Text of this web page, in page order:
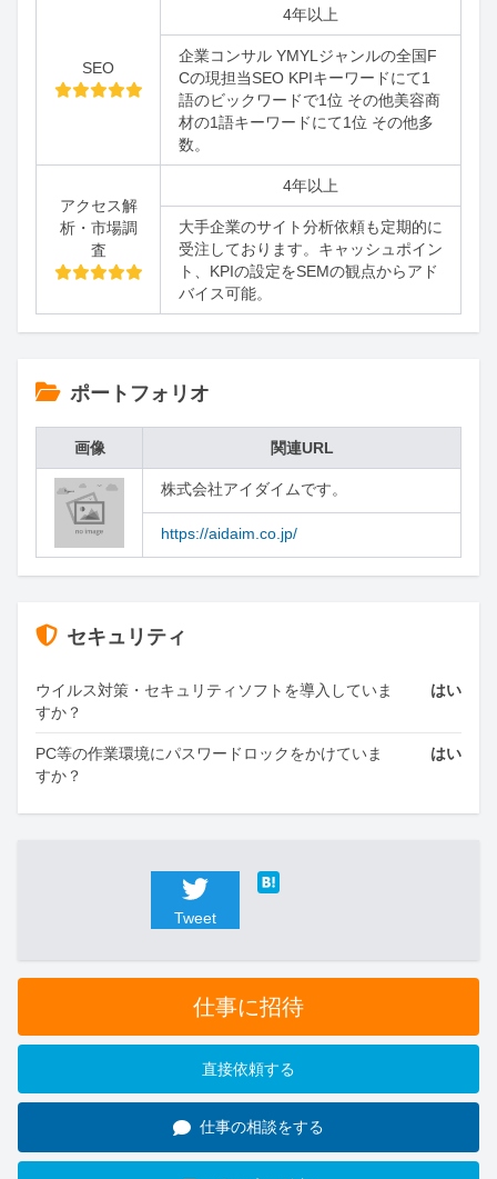
SEO
4年以上
企業コンサル YMYLジャンルの全国F
Cの現担当SEO KPIキーワードにて1
語のビックワードで1位 その他美容商
材の1語キーワードにて1位 その他多
数。
アクセス解
析・市場調
査
4年以上
大手企業のサイト分析依頼も定期的に
受注しております。キャッシュポイン
ト、KPIの設定をSEMの観点からアド
バイス可能。
ポートフォリオ
画像 関連URL
株式会社アイダイムです。
https://aidaim.co.jp/
セキュリティ
ウイルス対策・セキュリティソフトを導入していま
すか？
はい
PC等の作業環境にパスワードロックをかけていま
すか？
はい
Tweet
仕事に招待
直接依頼する
仕事の相談をする